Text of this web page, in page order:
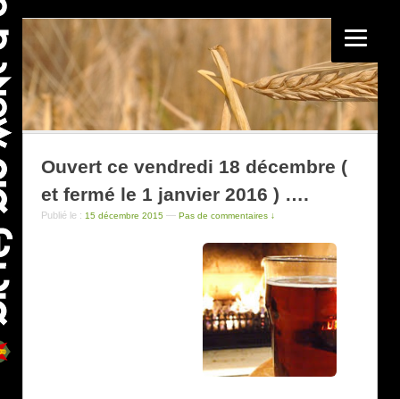
Ouvert ce vendredi 18 décembre (
et fermé le 1 janvier 2016 ) ….
Publié le : 15 décembre 2015 — Pas de commentaires ↓